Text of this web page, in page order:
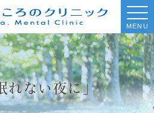
MENU
れない夜に」